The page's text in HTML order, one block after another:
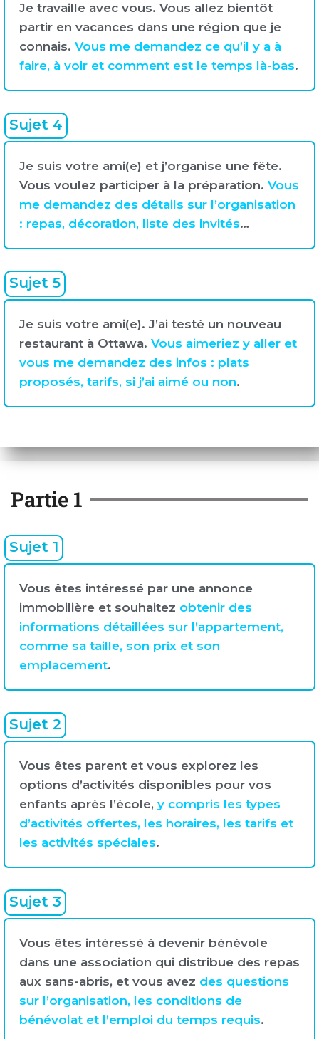
Je travaille avec vous. Vous allez bientôt
partir en vacances dans une région que je
connais. Vous me demandez ce qu’il y a à
faire, à voir et comment est le temps là-bas.
Sujet 4
Je suis votre ami(e) et j’organise une fête.
Vous voulez participer à la préparation. Vous
me demandez des détails sur l’organisation
: repas, décoration, liste des invités…
Sujet 5
Je suis votre ami(e). J’ai testé un nouveau
restaurant à Ottawa. Vous aimeriez y aller et
vous me demandez des infos : plats
proposés, tarifs, si j’ai aimé ou non.
Partie 1
Sujet 1
Vous êtes intéressé par une annonce
immobilière et souhaitez obtenir des
informations détaillées sur l’appartement,
comme sa taille, son prix et son
emplacement.
Sujet 2
Vous êtes parent et vous explorez les
options d’activités disponibles pour vos
enfants après l’école, y compris les types
d’activités offertes, les horaires, les tarifs et
les activités spéciales.
Sujet 3
Vous êtes intéressé à devenir bénévole
dans une association qui distribue des repas
aux sans-abris, et vous avez des questions
sur l’organisation, les conditions de
bénévolat et l’emploi du temps requis.